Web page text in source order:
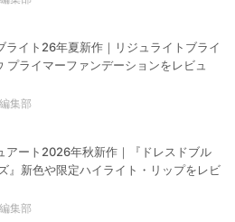
ライト26年夏新作｜リジュライトブライ
プライマーファンデーションをレビュ
集部
アート2026年秋新作｜『ドレスドブル
』新色や限定ハイライト・リップをレビ
集部